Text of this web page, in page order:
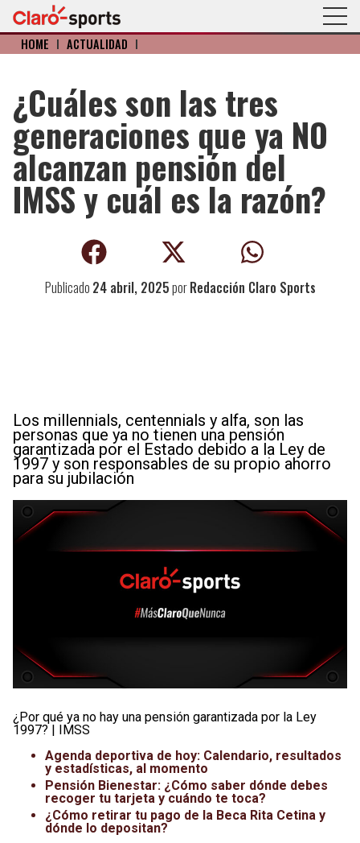
HOME I ACTUALIDAD I
¿Cuáles son las tres
generaciones que ya NO
alcanzan pensión del
IMSS y cuál es la razón?
Publicado 24 abril, 2025porRedacción Claro Sports
Los millennials, centennials y alfa, son las
personas que ya no tienen una pensión
garantizada por el Estado debido a la Ley de
1997 y son responsables de su propio ahorro
para su jubilación
¿Por qué ya no hay una pensión garantizada por la Ley
1997? | IMSS
Agenda deportiva de hoy: Calendario, resultados
y estadísticas, al momento
Pensión Bienestar: ¿Cómo saber dónde debes
recoger tu tarjeta y cuándo te toca?
¿Cómo retirar tu pago de la Beca Rita Cetina y
dónde lo depositan?